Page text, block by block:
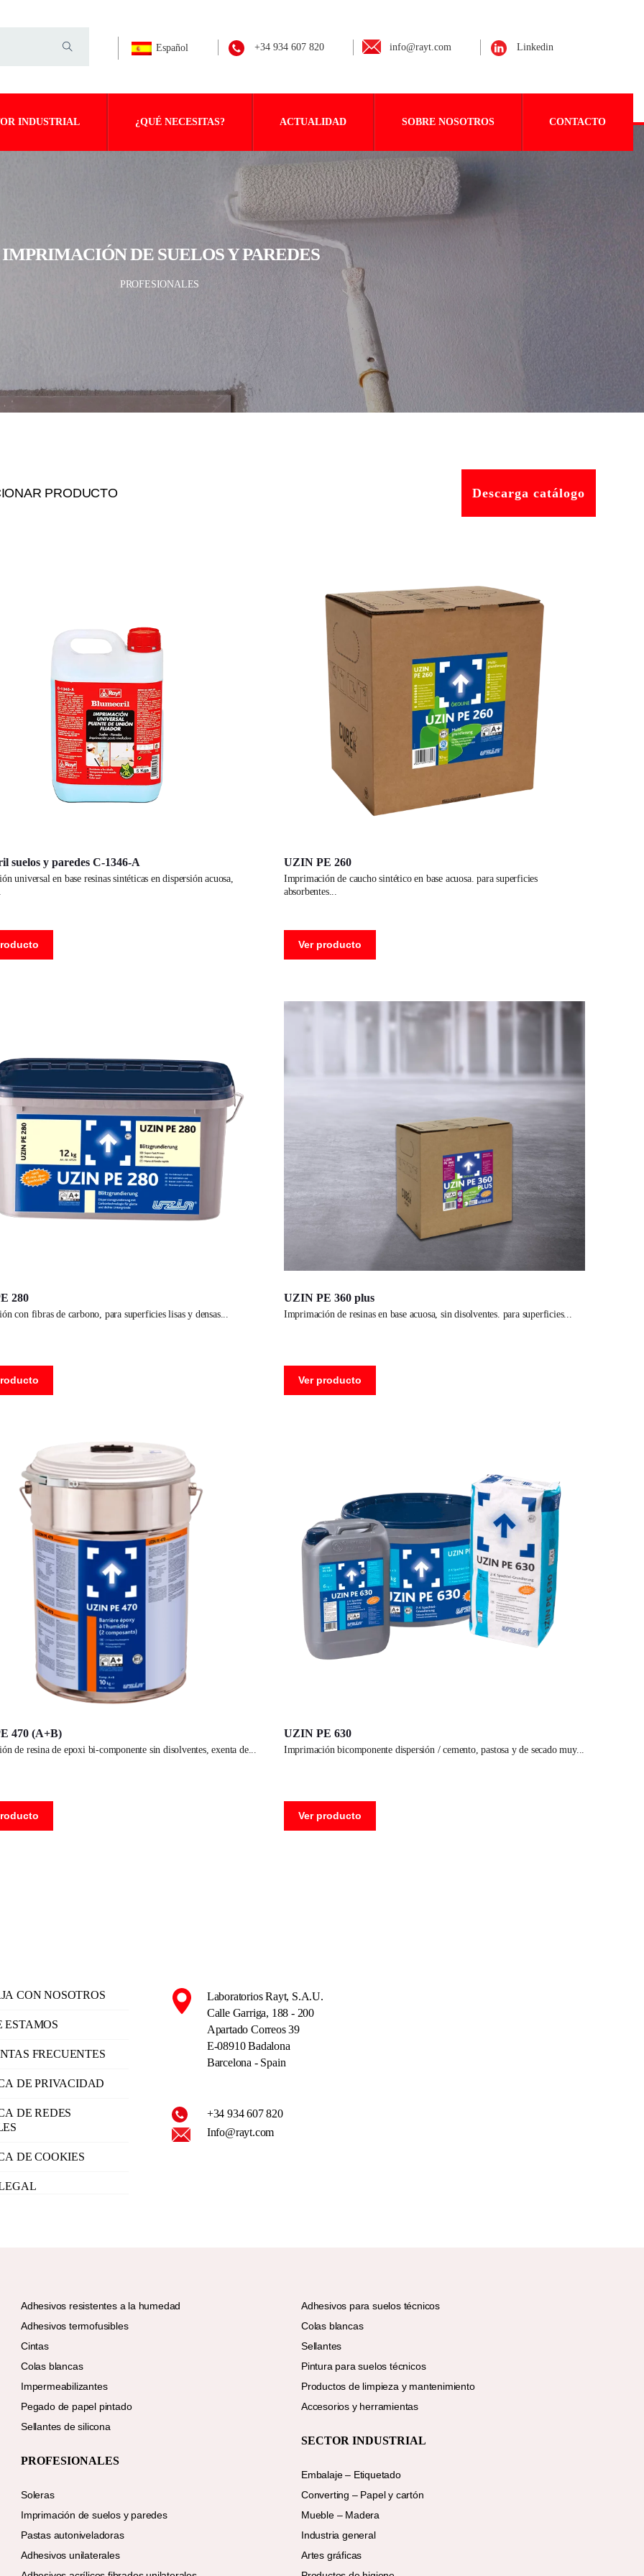
Español +34 934 607 820 info@rayt.com Linkedin
INDUSTRIAL ¿QUÉ NECESITAS? ACTUALIDAD SOBRE NOSOTROS CONTACTO
IMPRIMACIÓN DE SUELOS Y PAREDES
PROFESIONALES
PRODUCTO Descarga catálogo
suelos y paredes C-1346-A UZIN PE 260
imprimación de caucho sintético en base acuosa. para superficies
absorbentes
Ver producto
280
con fibras de carbono, para superficies lisas y densas
UZIN PE 360 plus
imprimación de resinas en base acuosa, sin disolventes. para superficies
Ver producto
470 (A+B)
de resina de epoxi bi-componente sin disolventes, exenta de
UZIN PE 630
imprimación bicomponente dispersión / cemento, pastosa y de secado muy
Ver producto
CON NOSOTROS
ESTAMOS
FRECUENTES
DE PRIVACIDAD
DE REDES
DE COOKIES
Laboratorios Rayt, S.A.U.
Calle Garriga, 188 - 200
Apartado Correos 39
E-08910 Badalona
Barcelona - Spain
+34 934 607 820
Info@rayt.com
Adhesivos resistentes a la humedad
Adhesivos termofusibles
Cintas
Colas blancas
Impermeabilizantes
Pegado de papel pintado
Sellantes de silicona
PROFESIONALES
Soleras
Imprimación de suelos y paredes
Pastas autoniveladoras
Adhesivos unilaterales
Adhesivos para suelos técnicos
Colas blancas
Sellantes
Pintura para suelos técnicos
Productos de limpieza y mantenimiento
Accesorios y herramientas
SECTOR INDUSTRIAL
Embalaje – Etiquetado
Converting – Papel y cartón
Mueble – Madera
Industria general
Artes gráficas